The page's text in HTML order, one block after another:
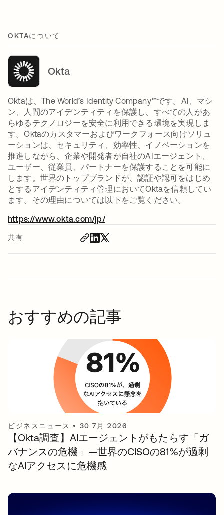
共有
OKTAについて
Okta
Oktaは、The World’s Identity Company™です。AI、マシ
ン、人間のアイデンティティを保護し、すべての人があ
らゆるテクノロジーを安全に利用できる環境を実現しま
す。Oktaのカスタマーおよびワークフォース向けソリュ
ーションは、セキュリティ、効率性、イノベーションを
推進しながら、企業や開発者が自社のAIエージェント、
ユーザー、従業員、パートナーを保護することを可能に
します。世界のトップブランドが、認証や認可をはじめ
とするアイデンティティ管理においてOktaを信頼してい
ます。その理由については以下をご覧ください。
https://www.okta.com/jp/新しいタブで開く
おすすめの記事
ビジネスニュース • 30 7月 2026
【Okta調査】AIエージェントがもたらす「ガ
バナンスの危機」—世界のCISOの81%が過剰
なAIアクセスに危機感